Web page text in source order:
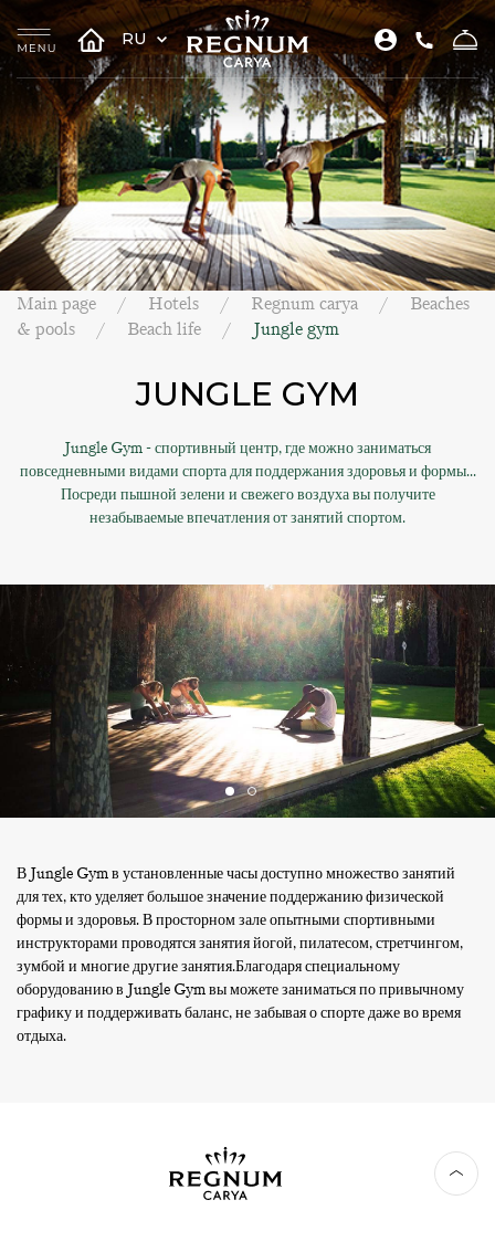
RU
Main page Hotels Regnum carya
Beaches
& pools
Beach life Jungle gym
JUNGLE GYM
Jungle Gym - спортивный центр, где можно заниматься
повседневными видами спорта для поддержания здоровья и формы...
Посреди пышной зелени и свежего воздуха вы получите
незабываемые впечатления от занятий спортом.
В Jungle Gym в установленные часы доступно множество занятий
для тех, кто уделяет большое значение поддержанию физической
формы и здоровья. В просторном зале опытными спортивными
инструкторами проводятся занятия йогой, пилатесом, стретчингом,
зумбой и многие другие занятия.Благодаря специальному
оборудованию в Jungle Gym вы можете заниматься по привычному
графику и поддерживать баланс, не забывая о спорте даже во время
отдыха.